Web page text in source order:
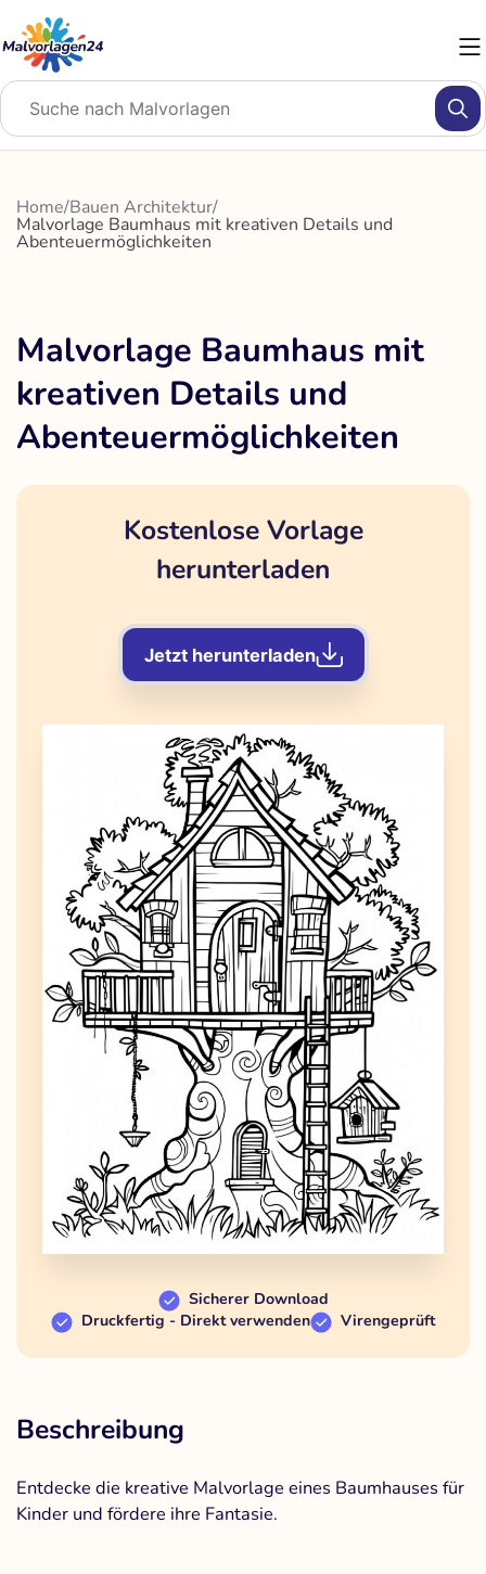
Inhalt
springen
Home/Bauen Architektur/
Malvorlage Baumhaus mit kreativen Details und
Abenteuermöglichkeiten
Malvorlage Baumhaus mit
kreativen Details und
Abenteuermöglichkeiten
Kostenlose Vorlage
herunterladen
Jetzt herunterladen
Sicherer Download
Druckfertig - Direkt verwenden
Virengeprüft
Beschreibung
Entdecke die kreative Malvorlage eines Baumhauses für
Kinder und fördere ihre Fantasie.